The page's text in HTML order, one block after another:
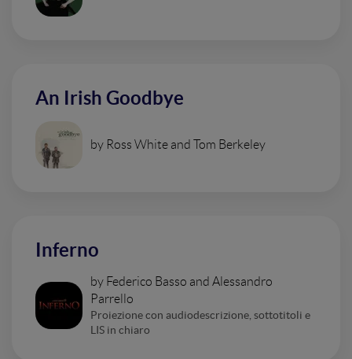
An Irish Goodbye
by Ross White and Tom Berkeley
Inferno
by Federico Basso and Alessandro
Parrello
Proiezione con audiodescrizione, sottotitoli e
LIS in chiaro